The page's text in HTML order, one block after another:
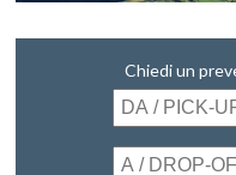
Chiedi un